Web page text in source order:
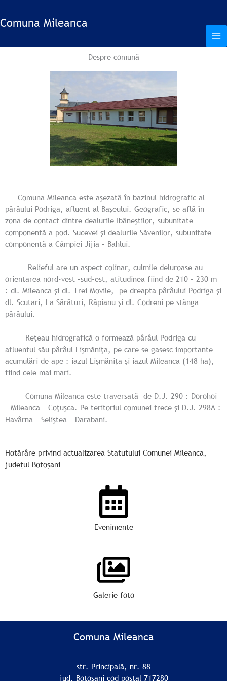
la
conținut
Comuna Mileanca
Despre comună
Comuna Mileanca este aşezatã în bazinul hidrografic al
pârâului Podriga, afluent al Başeului. Geografic, se aflã în
zona de contact dintre dealurile Ibãneştilor, subunitate
componentã a pod. Sucevei şi dealurile Sãvenilor, subunitate
componentã a Câmpiei Jijia – Bahlui.
Relieful are un aspect colinar, culmile deluroase au
orientarea nord-vest –sud-est, atitudinea fiind de 210 – 230 m
: dl. Mileanca şi dl. Trei Movile, pe dreapta pârâului Podriga şi
dl. Scutari, La Sãrãturi, Râpianu şi dl. Codreni pe stãnga
pârâului.
Reţeau hidrografică o formează pârâul Podriga cu
afluentul său pârâul Lişmăniţa, pe care se gasesc importante
acumulări de ape : iazul Lişmăniţa şi iazul Mileanca (148 ha),
fiind cele mai mari.
Comuna Mileanca este traversată de D.J. 290 : Dorohoi
– Mileanca – Coţuşca. Pe teritoriul comunei trece şi D.J. 298A :
Havârna – Seliştea – Darabani.
Hotărâre privind actualizarea Statutului Comunei Mileanca,
județul Botoșani
Evenimente
Galerie foto
Comuna Mileanca
str. Principală, nr. 88
jud. Botoșani cod postal 717280